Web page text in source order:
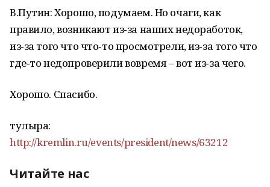
В.Путин: Хорошо, подумаем. Но очаги, как
правило, возникают из‑за наших недоработок,
из‑за того что что‑то просмотрели, из‑за того что
где‑то недопроверили вовремя – вот из‑за чего.
Хорошо. Спасибо.
тулыраҡ:
http://kremlin.ru/events/president/news/63212
Читайте нас